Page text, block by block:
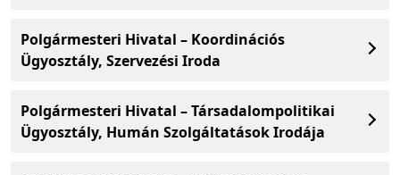
Polgármesteri Hivatal – Koordinációs
Ügyosztály, Szervezési Iroda
Polgármesteri Hivatal – Társadalompolitikai
Ügyosztály, Humán Szolgáltatások Irodája